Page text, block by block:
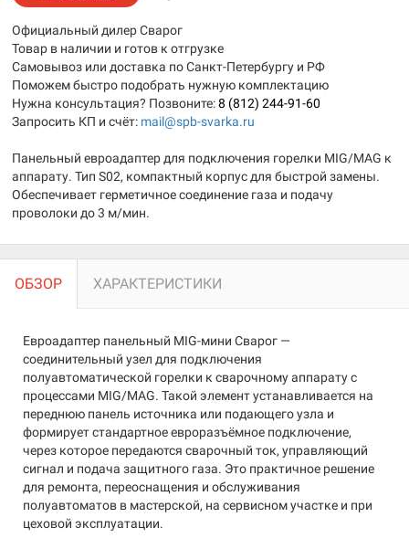
Официальный дилер Сварог
Товар в наличии и готов к отгрузке
Самовывоз или доставка по Санкт-Петербургу и РФ
Поможем быстро подобрать нужную комплектацию
Нужна консультация? Позвоните:8 (812) 244-91-60
Запросить КП и счёт: mail@spb-svarka.ru
Панельный евроадаптер для подключения горелки MIG/MAG к
аппарату. Тип S02, компактный корпус для быстрой замены.
Обеспечивает герметичное соединение газа и подачу
проволоки до 3 м/мин.
ОБЗОР ХАРАКТЕРИСТИКИ
Евроадаптер панельный MIG-мини Сварог —
соединительный узел для подключения
полуавтоматической горелки к сварочному аппарату с
процессами MIG/MAG. Такой элемент устанавливается на
переднюю панель источника или подающего узла и
формирует стандартное евроразъёмное подключение,
через которое передаются сварочный ток, управляющий
сигнал и подача защитного газа. Это практичное решение
для ремонта, переоснащения и обслуживания
полуавтоматов в мастерской, на сервисном участке и при
цеховой эксплуатации.